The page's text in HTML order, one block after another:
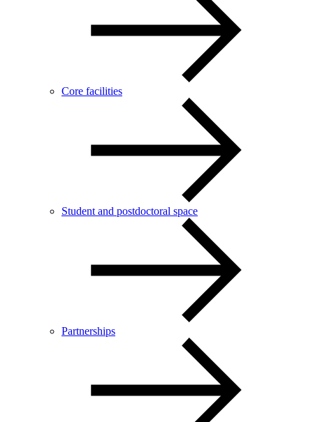
Core facilities
Student and postdoctoral space
Partnerships